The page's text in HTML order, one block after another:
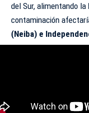
del Sur, alimentando la
contaminación
(Neiba) e